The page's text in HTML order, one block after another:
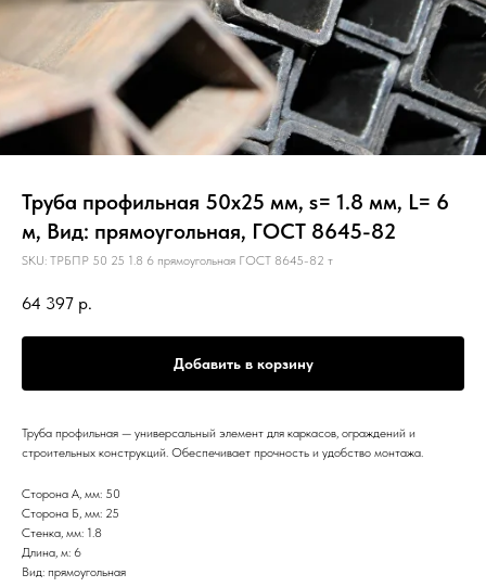
Труба профильная 50х25 мм, s= 1.8 мм, L= 6
м, Вид: прямоугольная, ГОСТ 8645-82
SKU: ТРБПР 50 25 1.8 6 прямоугольная ГОСТ 8645-82 т
64 397 р.
Добавить в корзину
Труба профильная — универсальный элемент для каркасов, ограждений и
строительных конструкций. Обеспечивает прочность и удобство монтажа.
Сторона А, мм: 50
Сторона Б, мм: 25
Стенка, мм: 1.8
Длина, м: 6
Вид: прямоугольная